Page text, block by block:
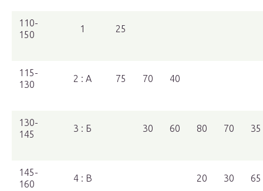
110-
150
1 25
115-
130
2 : А 75 70 40
130-
145
3 : Б 30 60 80 70 35
145-
160
4 : В 20 30 65